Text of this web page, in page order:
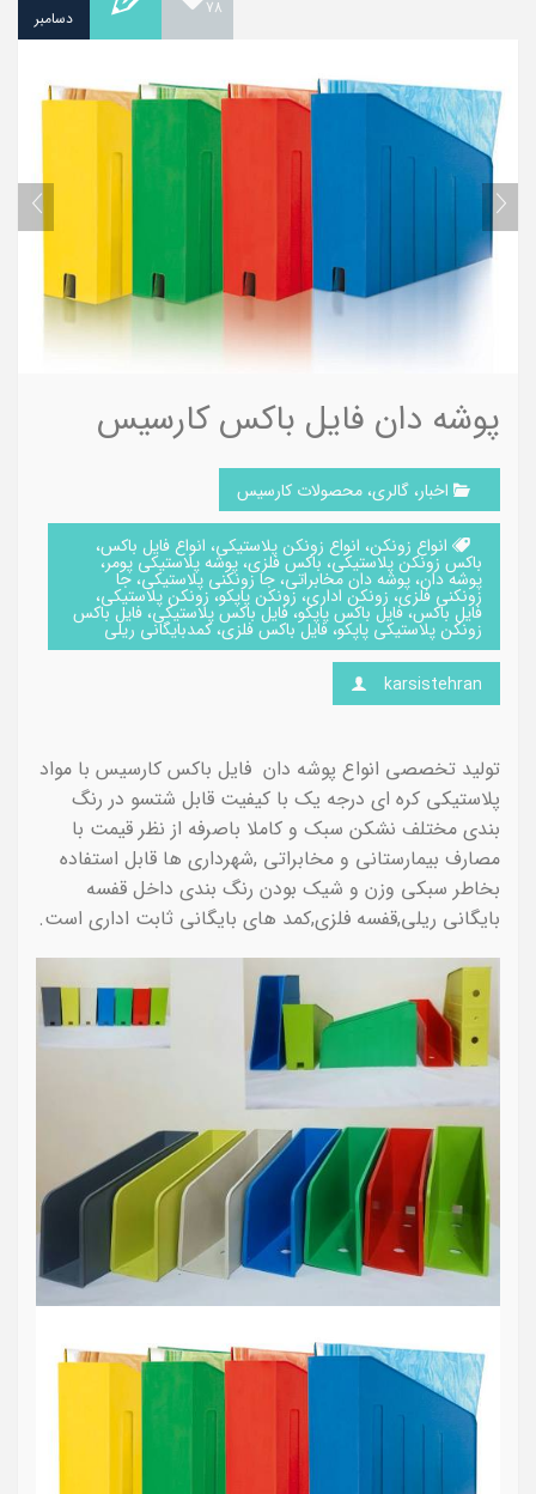
دسامبر 78
پوشه دان فایل باکس کارسیس
اخبار، گالری، محصولات کارسیس
انواع زونکن، انواع زونکن پلاستیکی، انواع فایل باکس،
باکس زونکن پلاستیکی، باکس فلزی،پوشه پلاستیکی پومر،
پوشه دان، پوشه دان مخابراتی، جا زونکنی پلاستیکی،جا
زونکنی فلزی، زونکن اداری، زونکن پاپکو،زونکن پلاستیکی،
فایل باکس،فایل باکس پاپکو،فایل باکس پلاستیکی، فایل باکس
زونکن پلاستیکی پاپکو،فایل باکس فلزی،کمدبایگانی ریلی
karsistehran
تولید تخصصی انواع پوشه دان فایل باکس کارسیس با مواد
پلاستیکی کره ای درجه یک با کیفیت قابل شتسو در رنگ
بندی مختلف نشکن سبک و کاملا باصرفه از نظر قیمت با
مصارف بیمارستانی و مخابراتی ,شهرداری ها قابل استفاده
بخاطر سبکی وزن و شیک بودن رنگ بندی داخل قفسه
بایگانی ریلی,قفسه فلزی,کمد های بایگانی ثابت اداری است.